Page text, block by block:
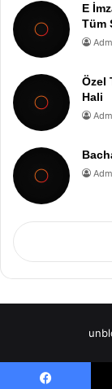
E
Tüm
Özel
Hali